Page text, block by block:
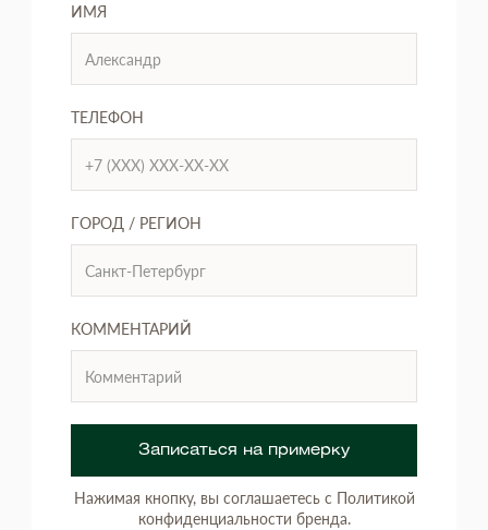
ИМЯ
ТЕЛЕФОН
ГОРОД / РЕГИОН
КОММЕНТАРИЙ
Записаться на примерку
Нажимая кнопку, вы соглашаетесь с Политикой
конфиденциальности бренда.